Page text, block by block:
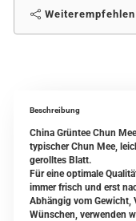
Weiterempfehlen
Beschreibung
China Grüntee Chun
typischer Chun Mee,
gerolltes Blatt.
Für eine optimale
immer frisch und erst
Abhängig vom Gewicht,
Wünschen, verwenden